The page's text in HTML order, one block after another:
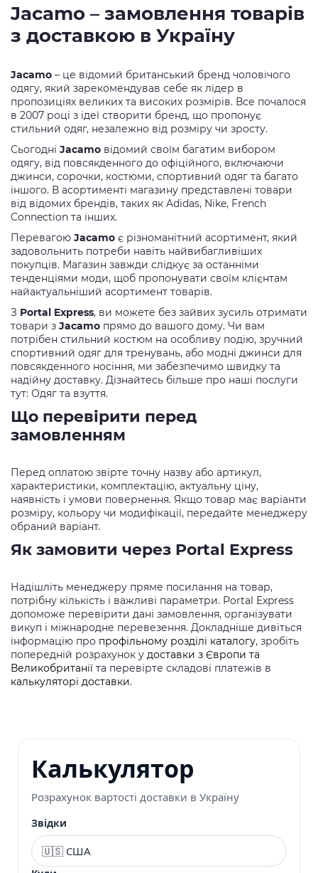
Jacamo – замовлення товарів
з доставкою в Україну
Jacamo – це відомий британський бренд чоловічого
одягу, який зарекомендував себе як лідер в
пропозиціях великих та високих розмірів. Все почалося
в 2007 році з ідеї створити бренд, що пропонує
стильний одяг, незалежно від розміру чи зросту.
Сьогодні Jacamo відомий своїм багатим вибором
одягу, від повсякденного до офіційного, включаючи
джинси, сорочки, костюми, спортивний одяг та багато
іншого. В асортименті магазину представлені товари
від відомих брендів, таких як Adidas, Nike, French
Connection та інших.
Перевагою Jacamo є різноманітний асортимент, який
задовольнить потреби навіть найвибагливіших
покупців. Магазин завжди слідкує за останніми
тенденціями моди, щоб пропонувати своїм клієнтам
найактуальніший асортимент товарів.
З Portal Express, ви можете без зайвих зусиль отримати
товари з Jacamo прямо до вашого дому. Чи вам
потрібен стильний костюм на особливу подію, зручний
спортивний одяг для тренувань, або модні джинси для
повсякденного носіння, ми забезпечимо швидку та
надійну доставку. Дізнайтесь більше про наші послуги
тут: Одяг та взуття.
Що перевірити перед
замовленням
Перед оплатою звірте точну назву або артикул,
характеристики, комплектацію, актуальну ціну,
наявність і умови повернення. Якщо товар має варіанти
розміру, кольору чи модифікації, передайте менеджеру
обраний варіант.
Як замовити через Portal Express
Надішліть менеджеру пряме посилання на товар,
потрібну кількість і важливі параметри. Portal Express
допоможе перевірити дані замовлення, організувати
викуп і міжнародне перевезення. Докладніше дивіться
інформацію про профільному розділі каталогу, зробіть
попередній розрахунок у доставки з Європи та
Великобританії та перевірте складові платежів в
калькуляторі доставки.
Калькулятор
Розрахунок вартості доставки в Україну
Звідки